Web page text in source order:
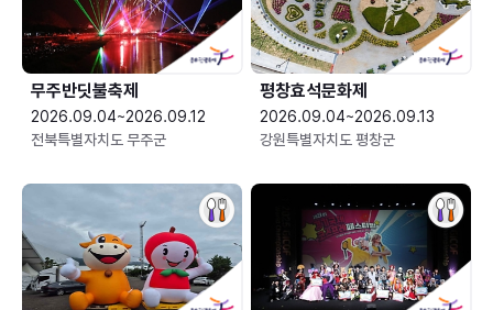
무주반딧불축제
2026.09.04~2026.09.12
전북특별자치도 무주군
평창효석문화제
2026.09.04~2026.09.13
강원특별자치도 평창군